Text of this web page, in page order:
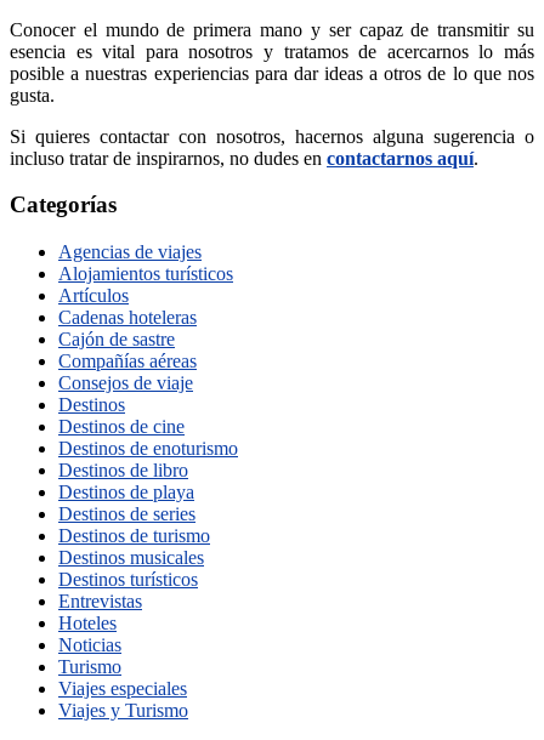
Conocer el mundo de primera mano y ser capaz de transmitir su
esencia es vital para nosotros y tratamos de acercarnos lo más
posible a nuestras experiencias para dar ideas a otros de lo que nos
gusta.
Si quieres contactar con nosotros, hacernos alguna sugerencia o
incluso tratar de inspirarnos, no dudes en contactarnos aquí.
Categorías
Agencias de viajes
Alojamientos turísticos
Artículos
Cadenas hoteleras
Cajón de sastre
Compañías aéreas
Consejos de viaje
Destinos
Destinos de cine
Destinos de enoturismo
Destinos de libro
Destinos de playa
Destinos de series
Destinos de turismo
Destinos musicales
Destinos turísticos
Entrevistas
Hoteles
Noticias
Turismo
Viajes especiales
Viajes y Turismo